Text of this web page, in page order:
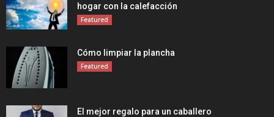
hogar con la calefacción
Featured
Cómo limpiar la plancha
Featured
El mejor regalo para un caballero